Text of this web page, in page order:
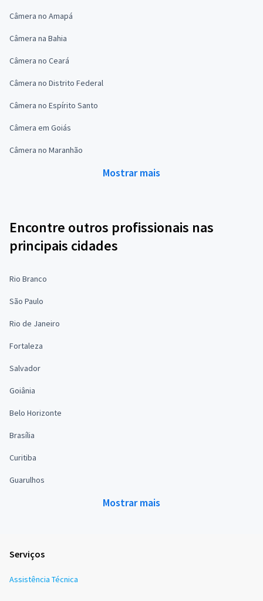
Câmera no Amapá
Câmera na Bahia
Câmera no Ceará
Câmera no Distrito Federal
Câmera no Espírito Santo
Câmera em Goiás
Câmera no Maranhão
Mostrar mais
Encontre outros profissionais nas
principais cidades
Rio Branco
São Paulo
Rio de Janeiro
Fortaleza
Salvador
Goiânia
Belo Horizonte
Brasília
Curitiba
Guarulhos
Mostrar mais
Serviços
Assistência Técnica